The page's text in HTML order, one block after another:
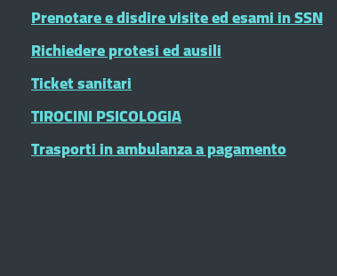
Prenotare e disdire visite ed esami in SSN
Richiedere protesi ed ausili
Ticket sanitari
TIROCINI PSICOLOGIA
Trasporti in ambulanza a pagamento